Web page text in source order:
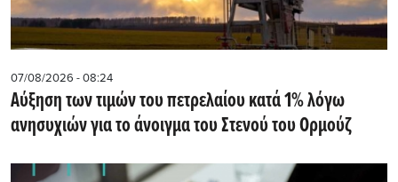
07/08/2026 - 08:24
Αύξηση των τιμών του πετρελαίου κατά 1% λόγω
ανησυχιών για το άνοιγμα του Στενού του Ορμούζ